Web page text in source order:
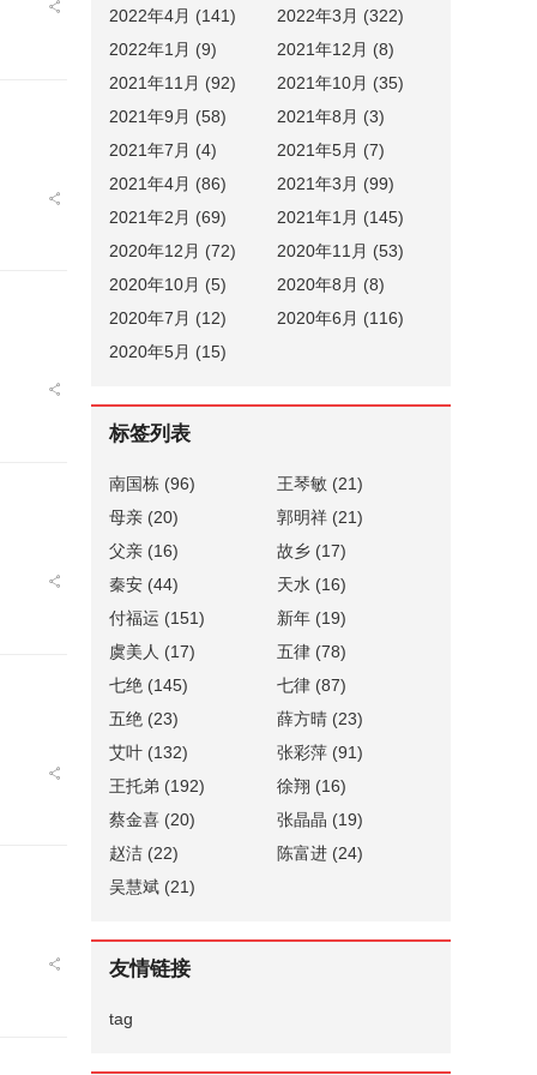
2022年4月 (141)
2022年3月 (322)
2022年1月 (9)
2021年12月 (8)
2021年11月 (92)
2021年10月 (35)
2021年9月 (58)
2021年8月 (3)
2021年7月 (4)
2021年5月 (7)
2021年4月 (86)
2021年3月 (99)
2021年2月 (69)
2021年1月 (145)
2020年12月 (72)
2020年11月 (53)
2020年10月 (5)
2020年8月 (8)
2020年7月 (12)
2020年6月 (116)
2020年5月 (15)
标签列表
南国栋 (96) 王琴敏 (21)
母亲 (20) 郭明祥 (21)
父亲 (16) 故乡 (17)
秦安 (44) 天水 (16)
付福运 (151) 新年 (19)
虞美人 (17) 五律 (78)
七绝 (145) 七律 (87)
五绝 (23) 薛方晴 (23)
艾叶 (132) 张彩萍 (91)
王托弟 (192) 徐翔 (16)
蔡金喜 (20) 张晶晶 (19)
赵洁 (22) 陈富进 (24)
吴慧斌 (21)
友情链接
tag